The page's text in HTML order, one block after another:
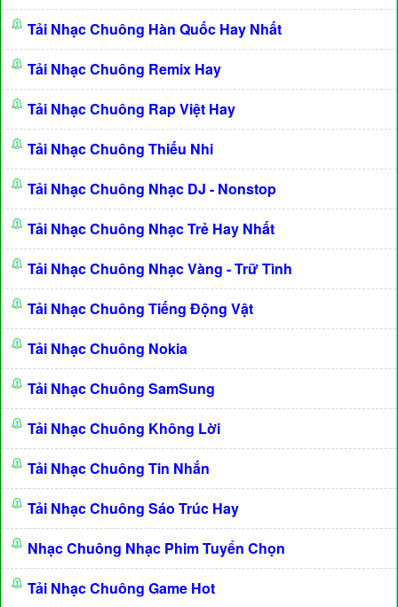
Tải Nhạc Chuông Hàn Quốc Hay Nhất
Tải Nhạc Chuông Remix Hay
Tải Nhạc Chuông Rap Việt Hay
Tải Nhạc Chuông Thiếu Nhi
Tải Nhạc Chuông Nhạc DJ - Nonstop
Tải Nhạc Chuông Nhạc Trẻ Hay Nhất
Tải Nhạc Chuông Nhạc Vàng - Trữ Tình
Tải Nhạc Chuông Tiếng Động Vật
Tải Nhạc Chuông Nokia
Tải Nhạc Chuông SamSung
Tải Nhạc Chuông Không Lời
Tải Nhạc Chuông Tin Nhắn
Tải Nhạc Chuông Sáo Trúc Hay
Nhạc Chuông Nhạc Phim Tuyển Chọn
Tải Nhạc Chuông Game Hot